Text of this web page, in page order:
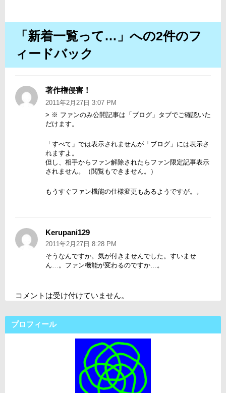
ゲ
ー
シ
ン
「新着一覧って…」への2件のフ
ィードバック
著作権侵害！
り:
2011年2月27日 3:07 PM
> ※ ファンのみ公開記事は「ブログ」タブでご確認いた
だけます。
「すべて」では表示されませんが「ブログ」には表示さ
れますよ。
但し、相手からファン解除されたらファン限定記事表示
されません。（閲覧もできません。）
もうすぐファン機能の仕様変更もあるようですが。。
Kerupani129
り:
2011年2月27日 8:28 PM
そうなんですか。気が付きませんでした。すいませ
ん…。ファン機能が変わるのですか…。
コメントは受け付けていません。
プロフィール